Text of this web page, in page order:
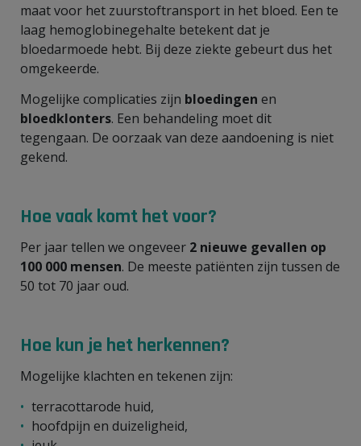
maat voor het zuurstoftransport in het bloed. Een te
laag hemoglobinegehalte betekent dat je
bloedarmoede hebt. Bij deze ziekte gebeurt dus het
omgekeerde.
Mogelijke complicaties zijn bloedingen en
bloedklonters. Een behandeling moet dit
tegengaan. De oorzaak van deze aandoening is niet
gekend.
Hoe vaak komt het voor?
Per jaar tellen we ongeveer 2 nieuwe gevallen op
100 000 mensen. De meeste patiënten zijn tussen de
50 tot 70 jaar oud.
Hoe kun je het herkennen?
Mogelijke klachten en tekenen zijn:
terracottarode huid,
hoofdpijn en duizeligheid,